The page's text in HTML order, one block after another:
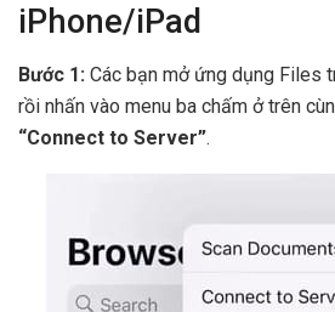
iPhone/iPad
Bước 1: Các bạn mở ứng dụng Files
rồi nhấn vào menu ba chấm ở trên
“Connect to Server”.